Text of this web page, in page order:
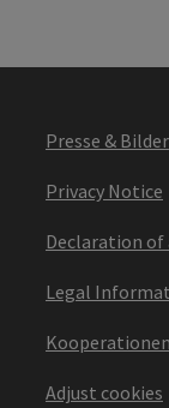
Presse & Bilder
Privacy Notice
Declaration
Legal
Kooperationen
Adjust cookies